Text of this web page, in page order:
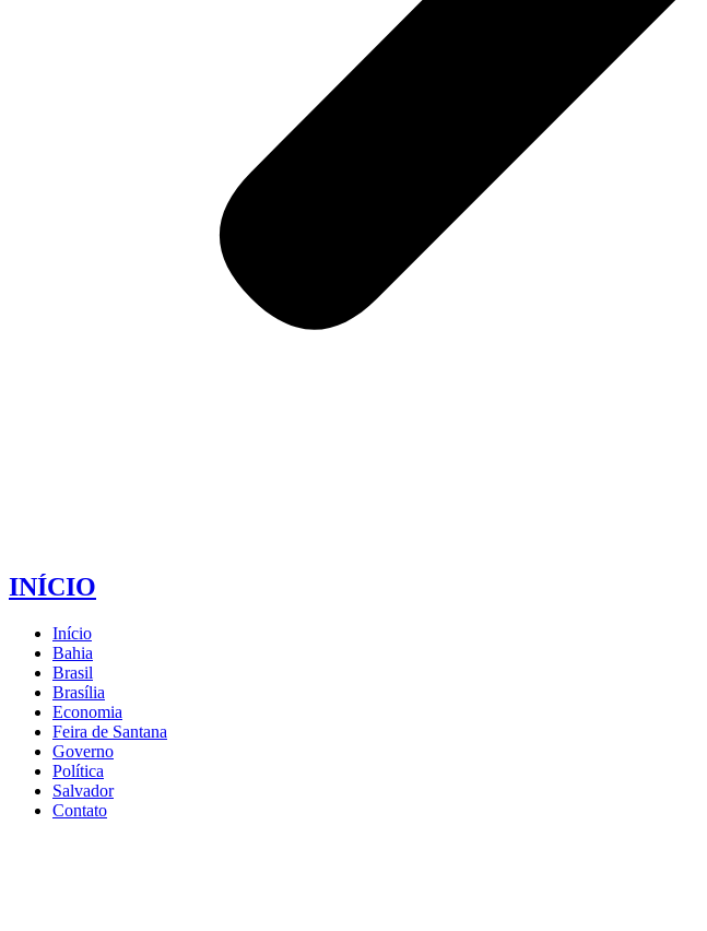
INÍCIO
Início
Bahia
Brasil
Brasília
Economia
Feira de Santana
Governo
Política
Salvador
Contato